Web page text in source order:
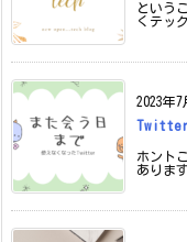
という
くテッ
2023年7
Twitter
ホント
ありま